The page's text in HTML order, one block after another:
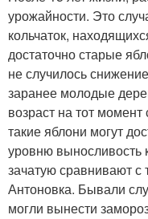
урожайности. Это
кольчаток,
достаточно старые
не случилось
заранее молодые
возраст на тот
такие яблони могут
уровню выносливость
зачатую сравнивают с
Антоновка. Бывали
могли вынести